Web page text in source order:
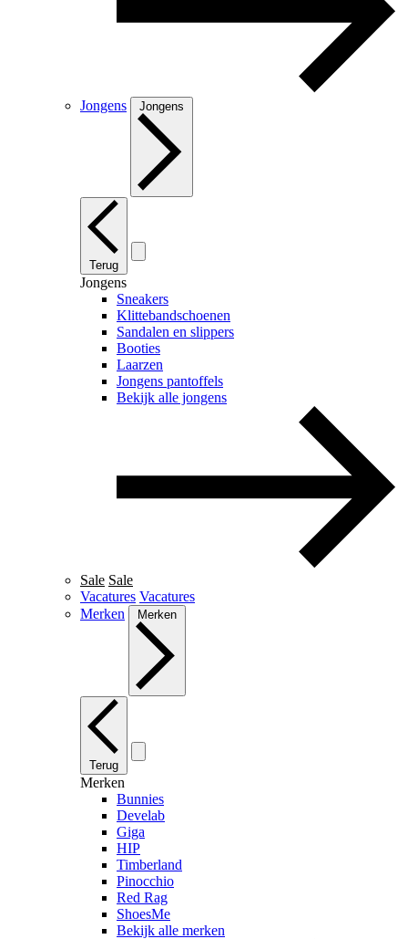
Jongens Jongens
Terug
Jongens
Sneakers
Klittebandschoenen
Sandalen en slippers
Booties
Laarzen
Jongens pantoffels
Bekijk alle jongens
Sale Sale
Vacatures Vacatures
Merken
Merken
Terug
Merken
Bunnies
Develab
Giga
HIP
Timberland
Pinocchio
Red Rag
ShoesMe
Bekijk alle merken